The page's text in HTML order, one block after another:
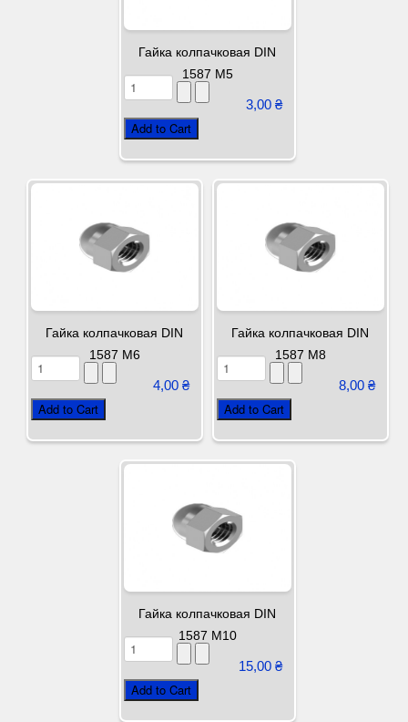
Гайка колпачковая DIN
1587 М5
3,00 ₴
Гайка колпачковая DIN
1587 М6
4,00 ₴
Гайка колпачковая DIN
1587 М8
8,00 ₴
Гайка колпачковая DIN
1587 М10
15,00 ₴